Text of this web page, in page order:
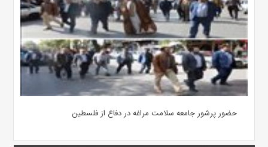
حضور پرشور جامعه سلامت مراغه در دفاع از فلسطین